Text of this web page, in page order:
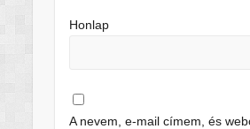
Honlap
A nevem, e-mail címem, és